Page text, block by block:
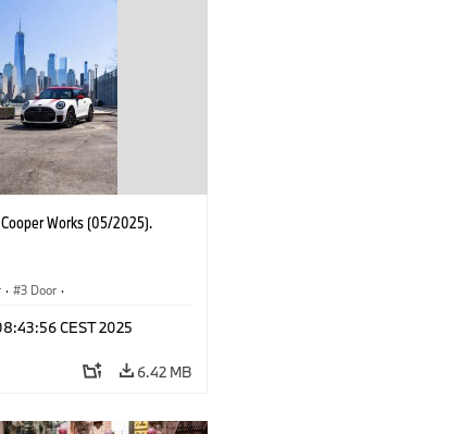
Works (05/2025).
· 3 Door ·
CEST 2025
6.42 MB